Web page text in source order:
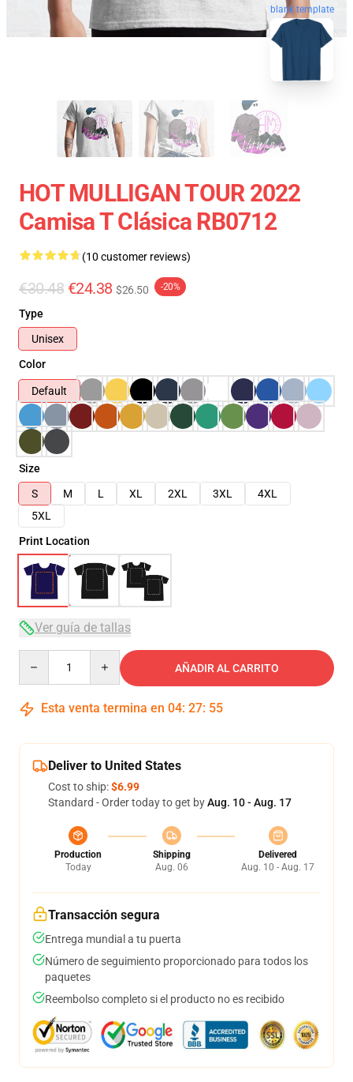
blank template
HOT MULLIGAN TOUR 2022
Camisa T Clásica RB0712
(10 customer reviews)
€30.48 €24.38 $26.50 -20%
Type
Unisex
Color
Default
Size
S
M L XL 2XL 3XL
4XL
5XL
Print Location
Ver guía de tallas
AÑADIR AL CARRITO
Esta venta termina en 04: 27: 54
Deliver to United States
Cost to ship:$6.99
Standard - Order today to get byAug. 10 - Aug. 17
Production
Today
Shipping
Aug. 06
Delivered
Aug. 10 - Aug. 17
Transacción segura
Entrega mundial a tu puerta
Número de seguimiento proporcionado para todos los
paquetes
Reembolso completo si el producto no es recibido